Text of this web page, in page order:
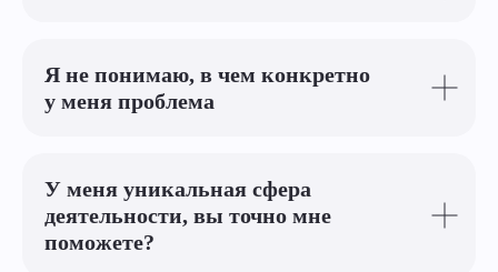
Я не понимаю, в чем конкретно
у меня проблема
У меня уникальная сфера
деятельности, вы точно мне
поможете?